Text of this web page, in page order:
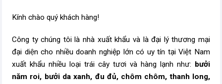
Kính chào quý khách hàng!
Công ty chúng tôi là nhà xuất khẩu và là đại lý thương mại
đại diện cho nhiều doanh nghiệp lớn có uy tín tại Việt Nam
xuất khẩu nhiều loại trái cây tươi và hàng lạnh như: bưởi
năm roi, bưởi da xanh, đu đủ, chôm chôm, thanh long,